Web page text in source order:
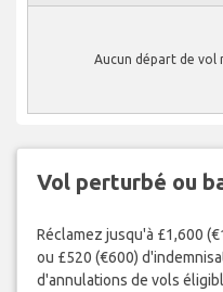
Aucun départ de vol
Vol perturbé ou
Réclamez jusqu'à £1,600
ou £520 (€600)
d'annulations de vols